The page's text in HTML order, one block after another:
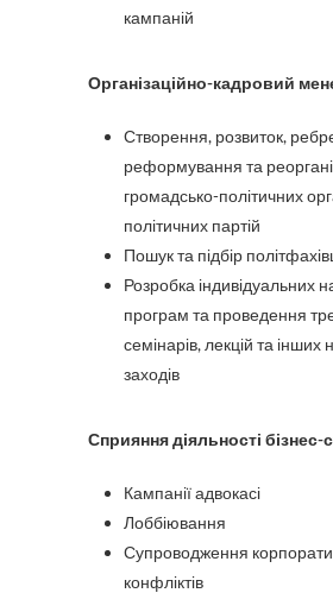
кампаній
Організаційно-кадровий
Створення, розвиток,
реформування та
громадсько-політичних
політичних партій
Пошук та підбір
Розробка індивідуальних
програм та проведення
семінарів, лекцій та інших
заходів
Сприяння діяльності бізнес-
Кампанії адвокасі
Лоббіювання
Супроводження
конфліктів